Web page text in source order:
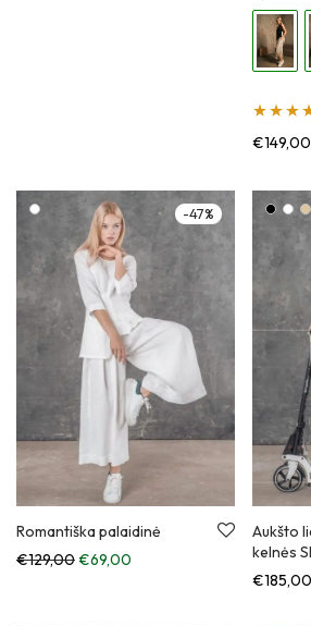
€149,00
-47%
Romantiška palaidinė
€129,00Anksčiau kaina buvo: €129,00.
€69,00 Dabartinė kaina: €69,00.
Aukšto
kelnės
€185,00